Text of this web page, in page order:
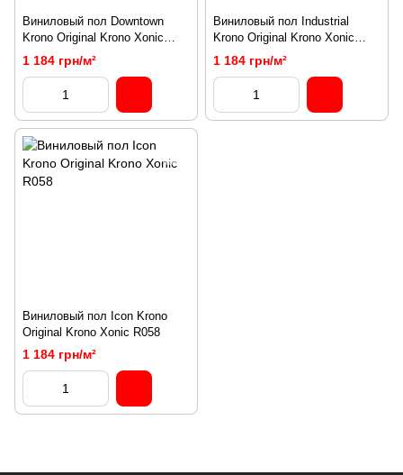
Виниловый пол Downtown
Krono Original Krono Xonic
R051
1 184 грн/м²
Виниловый пол Industrial
Krono Original Krono Xonic
R052
1 184 грн/м²
Виниловый пол Icon Krono
Original Krono Xonic R058
1 184 грн/м²